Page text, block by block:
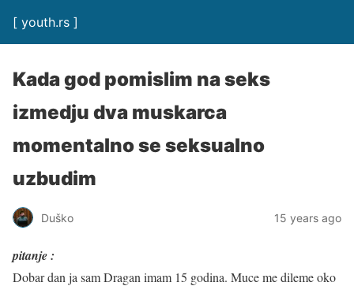
[ youth.rs ]
Kada god pomislim na seks
izmedju dva muskarca
momentalno se seksualno
uzbudim
Duško 15 years ago
pitanje :
Dobar dan ja sam Dragan imam 15 godina. Muce me dileme oko